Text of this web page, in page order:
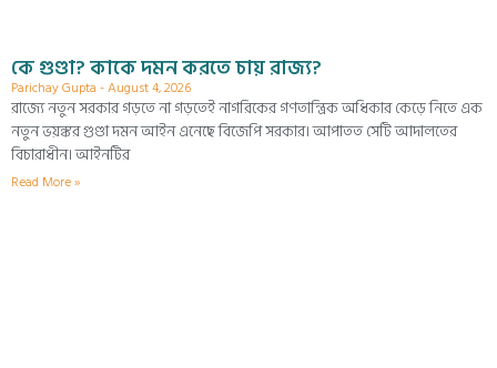
কে গুণ্ডা? কাকে দমন করতে চায় রাজ্য?
Parichay Gupta August 4, 2026
রাজ্যে নতুন সরকার গড়তে না গড়তেই নাগরিকের গণতান্ত্রিক অধিকার কেড়ে নিতে এক
নতুন ভয়ঙ্কর গুণ্ডা দমন আইন এনেছে বিজেপি সরকার। আপাতত সেটি আদালতের
বিচারাধীন। আইনটির
Read More »